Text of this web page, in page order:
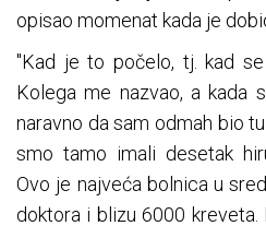
opisao momenat kada je
"Kad je to počelo, tj. kad
Kolega me nazvao, a kada
naravno da sam odmah bio
smo tamo imali desetak
Ovo je najveća bolnica u
doktora i blizu 6000 kreveta.